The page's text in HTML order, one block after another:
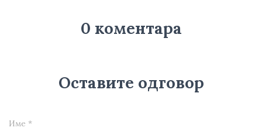
0 коментара
Оставите одговор
Име *